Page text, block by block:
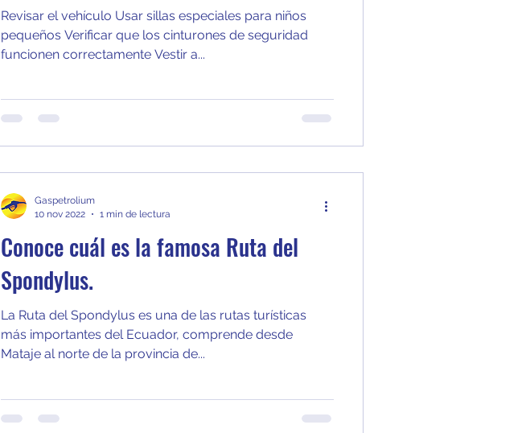
Revisar el vehículo Usar sillas especiales para niños
pequeños Verificar que los cinturones de seguridad
funcionen correctamente Vestir a...
Conoce cuál es la famosa Ruta del
Spondylus.
La Ruta del Spondylus es una de las rutas turísticas
más importantes del Ecuador, comprende desde
Mataje al norte de la provincia de...
Gaspetrolium
10 nov 2022
1 min de lectura